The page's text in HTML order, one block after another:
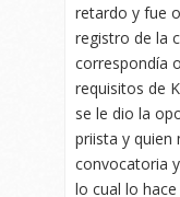
retardo y fue
registro de la
correspondía
requisitos de
se le dio la
priista y quien
convocatoria
lo cual lo